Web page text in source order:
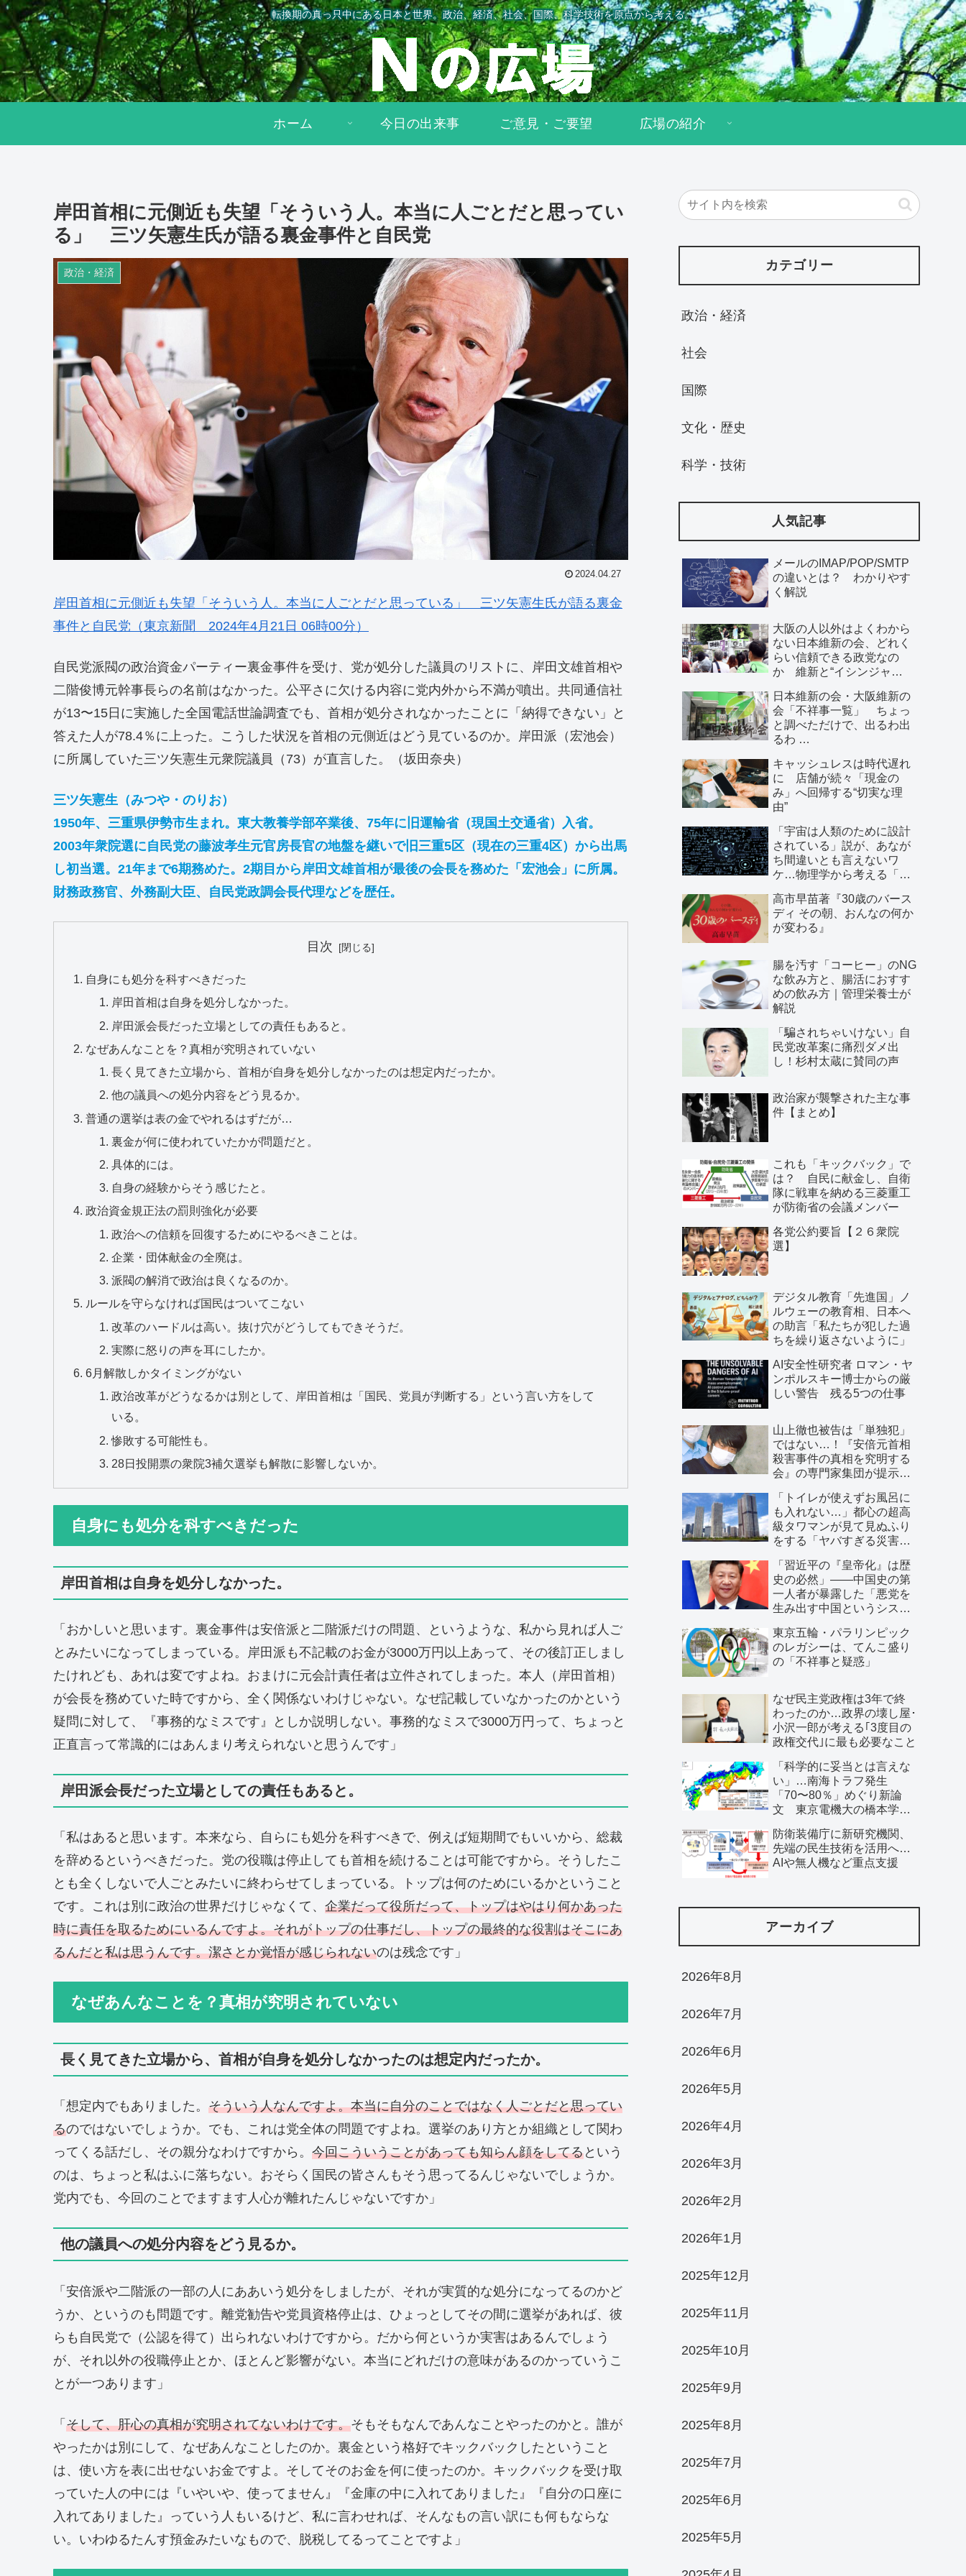
転換期の真っ只中にある日本と世界。政治、経済、社会、国際、科学技術を原点から考える。
ホーム 今日の出来事 ご意見・ご要望 広場の紹介
岸田首相に元側近も失望「そういう人。本当に人ごとだと思ってい
る」 三ツ矢憲生氏が語る裏金事件と自民党
政治・経済
2024.04.27
岸田首相に元側近も失望「そういう人。本当に人ごとだと思っている」 三ツ矢憲生氏が語る裏金
事件と自民党（東京新聞 2024年4月21日 06時00分）
自民党派閥の政治資金パーティー裏金事件を受け、党が処分した議員のリストに、岸田文雄首相や
二階俊博元幹事長らの名前はなかった。公平さに欠ける内容に党内外から不満が噴出。共同通信社
が13〜15日に実施した全国電話世論調査でも、首相が処分されなかったことに「納得できない」と
答えた人が78.4％に上った。こうした状況を首相の元側近はどう見ているのか。岸田派（宏池会）
に所属していた三ツ矢憲生元衆院議員（73）が直言した。（坂田奈央）
三ツ矢憲生（みつや・のりお）
1950年、三重県伊勢市生まれ。東大教養学部卒業後、75年に旧運輸省（現国土交通省）入省。
2003年衆院選に自民党の藤波孝生元官房長官の地盤を継いで旧三重5区（現在の三重4区）から出馬
し初当選。21年まで6期務めた。2期目から岸田文雄首相が最後の会長を務めた「宏池会」に所属。
財務政務官、外務副大臣、自民党政調会長代理などを歴任。
目次
自身にも処分を科すべきだった
岸田首相は自身を処分しなかった。
岸田派会長だった立場としての責任もあると。
なぜあんなことを？真相が究明されていない
長く見てきた立場から、首相が自身を処分しなかったのは想定内だったか。
他の議員への処分内容をどう見るか。
普通の選挙は表の金でやれるはずだが…
裏金が何に使われていたかが問題だと。
具体的には。
自身の経験からそう感じたと。
政治資金規正法の罰則強化が必要
政治への信頼を回復するためにやるべきことは。
企業・団体献金の全廃は。
派閥の解消で政治は良くなるのか。
ルールを守らなければ国民はついてこない
改革のハードルは高い。抜け穴がどうしてもできそうだ。
実際に怒りの声を耳にしたか。
6月解散しかタイミングがない
政治改革がどうなるかは別として、岸田首相は「国民、党員が判断する」という言い方をして
いる。
惨敗する可能性も。
28日投開票の衆院3補欠選挙も解散に影響しないか。
自身にも処分を科すべきだった
岸田首相は自身を処分しなかった。
「おかしいと思います。裏金事件は安倍派と二階派だけの問題、というような、私から見れば人ご
とみたいになってしまっている。岸田派も不記載のお金が3000万円以上あって、その後訂正しまし
たけれども、あれは変ですよね。おまけに元会計責任者は立件されてしまった。本人（岸田首相）
が会長を務めていた時ですから、全く関係ないわけじゃない。なぜ記載していなかったのかという
疑問に対して、『事務的なミスです』としか説明しない。事務的なミスで3000万円って、ちょっと
正直言って常識的にはあんまり考えられないと思うんです」
岸田派会長だった立場としての責任もあると。
「私はあると思います。本来なら、自らにも処分を科すべきで、例えば短期間でもいいから、総裁
を辞めるというべきだった。党の役職は停止しても首相を続けることは可能ですから。そうしたこ
とも全くしないで人ごとみたいに終わらせてしまっている。トップは何のためにいるかということ
です。これは別に政治の世界だけじゃなくて、 企業だって役所だって、トップはやはり何かあった
時に責任を取るためにいるんですよ。それがトップの仕事だし、トップの最終的な役割はそこにあ
るんだと私は思うんです。潔さとか覚悟が感じられないのは残念です」
なぜあんなことを？真相が究明されていない
長く見てきた立場から、首相が自身を処分しなかったのは想定内だったか。
「想定内でもありました。 そういう人なんですよ。本当に自分のことではなく人ごとだと思ってい
るのではないでしょうか。でも、これは党全体の問題ですよね。選挙のあり方とか組織として関わ
ってくる話だし、その親分なわけですから。 今回こういうことがあっても知らん顔をしてるという
のは、ちょっと私はふに落ちない。おそらく国民の皆さんもそう思ってるんじゃないでしょうか。
党内でも、今回のことでますます人心が離れたんじゃないですか」
他の議員への処分内容をどう見るか。
「安倍派や二階派の一部の人にああいう処分をしましたが、それが実質的な処分になってるのかど
うか、というのも問題です。離党勧告や党員資格停止は、ひょっとしてその間に選挙があれば、彼
らも自民党で（公認を得て）出られないわけですから。だから何というか実害はあるんでしょう
が、それ以外の役職停止とか、ほとんど影響がない。本当にどれだけの意味があるのかっていうこ
とが一つあります」
「 そして、肝心の真相が究明されてないわけです。そもそもなんであんなことやったのかと。誰が
やったかは別にして、なぜあんなことしたのか。裏金という格好でキックバックしたということ
は、使い方を表に出せないお金ですよ。そしてそのお金を何に使ったのか。キックバックを受け取
っていた人の中には『いやいや、使ってません』『金庫の中に入れてありました』『自分の口座に
入れてありました』っていう人もいるけど、私に言わせれば、そんなもの言い訳にも何もならな
い。いわゆるたんす預金みたいなもので、脱税してるってことですよ」
カテゴリー
政治・経済
社会
国際
文化・歴史
科学・技術
人気記事
メールのIMAP/POP/SMTP
の違いとは？ わかりやす
く解説
大阪の人以外はよくわから
ない日本維新の会、どれく
らい信頼できる政党なの
か 維新と“イシンジャ
る、大阪で起きていること
日本維新の会・大阪維新の
会「不祥事一覧」 ちょっ
と調べただけで、出るわ出
るわ …
キャッシュレスは時代遅れ
に 店舗が続々「現金の
み」へ回帰する“切実な理
由”
「宇宙は人類のために設計
されている」説が、あなが
ち間違いとも言えないワ
ケ…物理学から考える「こ
高市早苗著『30歳のバース
ディ その朝、おんなの何か
が変わる』
腸を汚す「コーヒー」のNG
な飲み方と、腸活におすす
めの飲み方｜管理栄養士が
解説
「騙されちゃいけない」自
民党改革案に痛烈ダメ出
し！杉村太蔵に賛同の声
政治家が襲撃された主な事
件【まとめ】
これも「キックバック」で
は？ 自民に献金し、自衛
隊に戦車を納める三菱重工
が防衛省の会議メンバー
各党公約要旨【２６衆院
選】
デジタル教育「先進国」ノ
ルウェーの教育相、日本へ
の助言「私たちが犯した過
ちを繰り返さないように」
AI安全性研究者 ロマン・ヤ
ンポルスキー博士からの厳
しい警告 残る5つの仕事
山上徹也被告は「単独犯」
ではない…！『安倍元首相
殺害事件の真相を究明する
会』の専門家集団が提示し
「トイレが使えずお風呂に
も入れない…」都心の超高
級タワマンが見て見ぬふり
をする「ヤバすぎる災害リ
「習近平の『皇帝化』は歴
史の必然」――中国史の第
一人者が暴露した「悪党を
生み出す中国というシステ
東京五輪・パラリンピック
のレガシーは、てんこ盛り
の「不祥事と疑惑」
なぜ民主党政権は3年で終
わったのか…政界の壊し屋･
小沢一郎が考える｢3度目の
政権交代｣に最も必要なこと
「科学的に妥当とは言えな
い」…南海トラフ発生
「70〜80％」めぐり新論
文 東京電機大の橋本学特
防衛装備庁に新研究機関、
先端の民生技術を活用へ…
AIや無人機など重点支援
アーカイブ
2026年8月
2026年7月
2026年6月
2026年5月
2026年4月
2026年3月
2026年2月
2026年1月
2025年12月
2025年11月
2025年10月
2025年9月
2025年8月
2025年7月
2025年6月
2025年5月